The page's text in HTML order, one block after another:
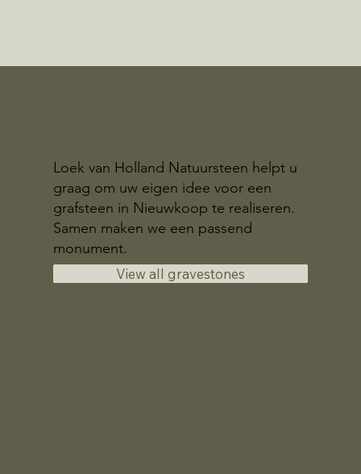
Loek van Holland Natuursteen helpt u
graag om uw eigen idee voor een
grafsteen in Nieuwkoop te realiseren.
Samen maken we een passend
monument.
View all gravestones